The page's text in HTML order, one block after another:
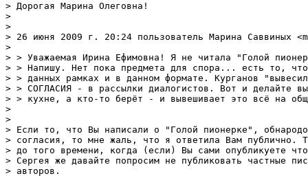
> Дорогая Марина Олеговна!
>
>
> 26 июня 2009 г. 20:24 пользователь Марина Саввиных
>
> > Уважаемая Ирина Ефимовна! Я не читала "Голой
> > Напишу. Нет пока предмета для спора... есть то,
> > данных рамках и в данном формате. Курганов
> > СОГЛАСИЯ - в рассылки диалогистов. Вот и делайте
> > кухне, а кто-то берёт - и вывешивает это всё на
>
>
> Если то, что Вы написали о "Голой пионерке",
> согласия, то мне жаль, что я ответила Вам публично.
> до того времени, когда (если) Вы сами опубликуете
> Сергея же давайте попросим не публиковать частные
> авторов.